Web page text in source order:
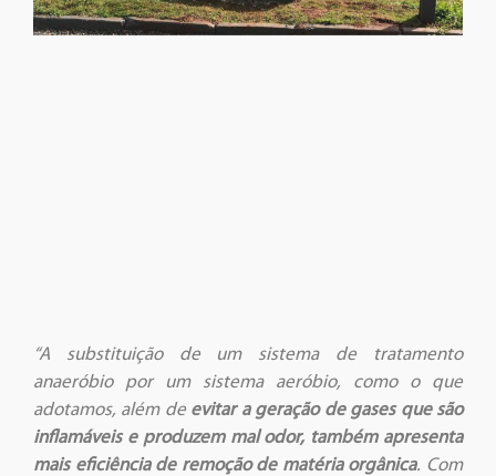
“A substituição de um sistema de tratamento
anaeróbio por um sistema aeróbio, como o que
adotamos, além de evitar a geração de gases que são
inflamáveis e produzem mal odor, também apresenta
mais eficiência de remoção de matéria orgânica. Com